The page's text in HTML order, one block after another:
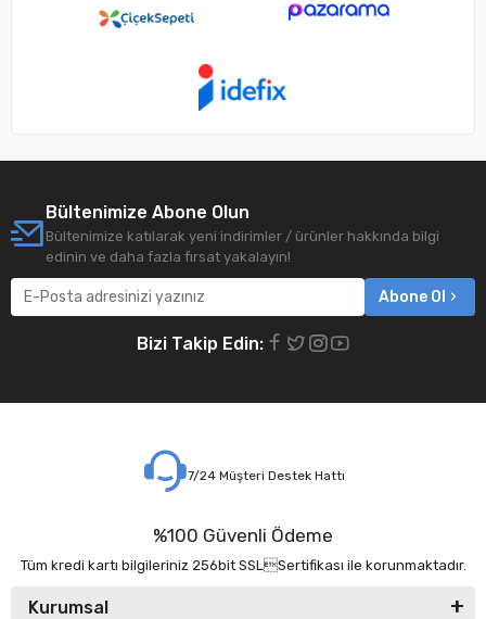
Bültenimize Abone Olun
Bültenimize katılarak yeni indirimler / ürünler hakkında bilgi
edinin ve daha fazla fırsat yakalayın!
Abone Ol
Bizi Takip Edin:
7/24 Müşteri Destek Hattı
%100 Güvenli Ödeme
Tüm kredi kartı bilgileriniz 256bit SSLSertifikası ile korunmaktadır.
Kurumsal